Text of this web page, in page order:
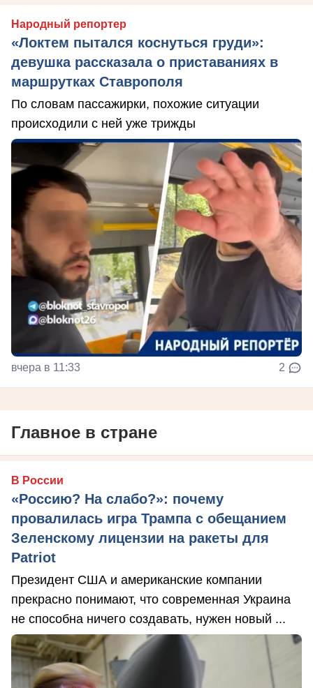
Народный репортер
«Локтем пытался коснуться груди»:
девушка рассказала о приставаниях в
маршрутках Ставрополя
По словам пассажирки, похожие ситуации
происходили с ней уже трижды
вчера в 11:33 2
Главное в стране
В России
«Россию? На слабо?»: почему
провалилась игра Трампа с обещанием
Зеленскому лицензии на ракеты для
Patriot
Президент США и американские компании
прекрасно понимают, что современная Украина
не способна ничего создавать, нужен новый ...